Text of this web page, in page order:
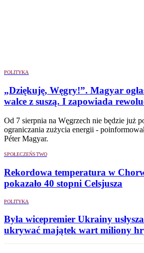
POLITYKA
„Dziękuję, Węgry!”. Magyar
walce z suszą. I zapowiada
Od 7 sierpnia na Węgrzech nie będzie już
ograniczania zużycia energii -
Péter Magyar.
SPOŁECZEŃSTWO
Rekordowa temperatura w
pokazało 40 stopni Celsjusza
POLITYKA
Była wicepremier Ukrainy
ukrywać majątek wart miliony